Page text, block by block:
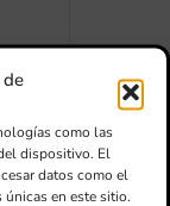
como las
dispositivo. El
datos como el
en este sitio.